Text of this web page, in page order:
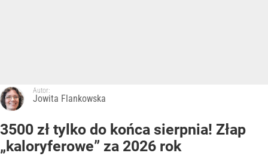
Autor:
Jowita Flankowska
3500 zł tylko do końca sierpnia! Złap
„kaloryferowe” za 2026 rok